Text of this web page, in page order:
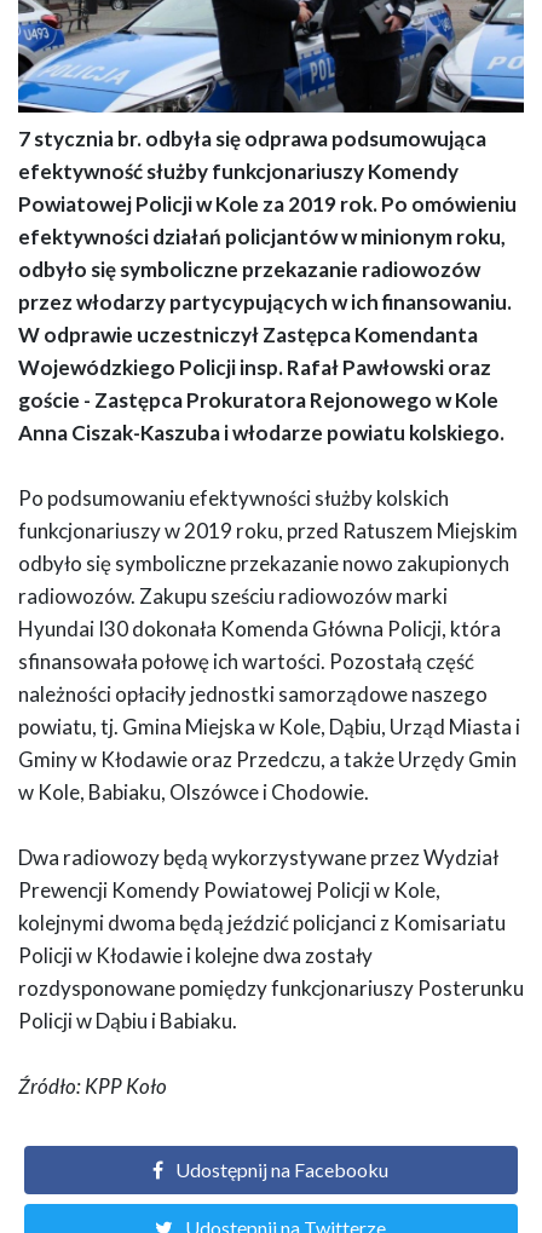
Policjanci podsumowali 2019 rok i otrzymali nowe radiowozy
7 stycznia br. odbyła się odprawa podsumowująca
efektywność służby funkcjonariuszy Komendy
Powiatowej Policji w Kole za 2019 rok. Po omówieniu
efektywności działań policjantów w minionym roku,
odbyło się symboliczne przekazanie radiowozów
przez włodarzy partycypujących w ich finansowaniu.
W odprawie uczestniczył Zastępca Komendanta
Wojewódzkiego Policji insp. Rafał Pawłowski oraz
goście - Zastępca Prokuratora Rejonowego w Kole
Anna Ciszak-Kaszuba i włodarze powiatu kolskiego.
Po podsumowaniu efektywności służby kolskich
funkcjonariuszy w 2019 roku, przed Ratuszem Miejskim
odbyło się symboliczne przekazanie nowo zakupionych
radiowozów. Zakupu sześciu radiowozów marki
Hyundai I30 dokonała Komenda Główna Policji, która
sfinansowała połowę ich wartości. Pozostałą część
należności opłaciły jednostki samorządowe naszego
powiatu, tj. Gmina Miejska w Kole, Dąbiu, Urząd Miasta i
Gminy w Kłodawie oraz Przedczu, a także Urzędy Gmin
w Kole, Babiaku, Olszówce i Chodowie.
Dwa radiowozy będą wykorzystywane przez Wydział
Prewencji Komendy Powiatowej Policji w Kole,
kolejnymi dwoma będą jeździć policjanci z Komisariatu
Policji w Kłodawie i kolejne dwa zostały
rozdysponowane pomiędzy funkcjonariuszy Posterunku
Policji w Dąbiu i Babiaku.
Źródło: KPP Koło
Udostępnij na Facebooku
Udostępnij na Twitterze